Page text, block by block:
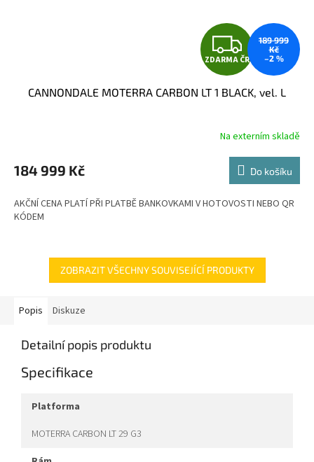
Z
D
A
R
M
A
ZDARMA ČR
189 999
Kč
–2 %
CANNONDALE MOTERRA CARBON LT 1 BLACK, vel. L
Na externím skladě
184 999 Kč Do košíku
AKČNÍ CENA PLATÍ PŘI PLATBĚ BANKOVKAMI V HOTOVOSTI NEBO QR
KÓDEM
ZOBRAZIT VŠECHNY SOUVISEJÍCÍ PRODUKTY
Popis Diskuze
Detailní popis produktu
Specifikace
platforma
MOTERRA CARBON LT 29 G3